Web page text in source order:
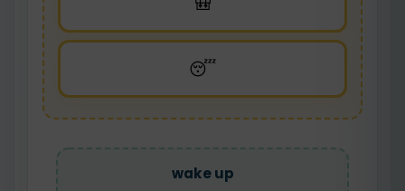
😴
wake up